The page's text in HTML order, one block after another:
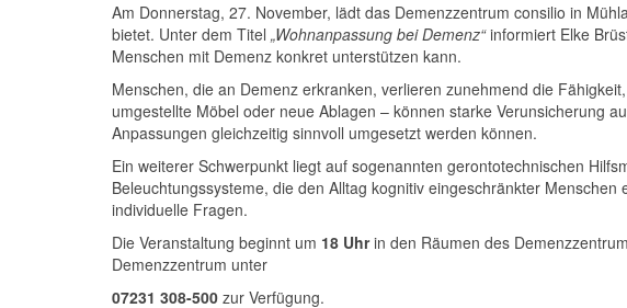
Am Donnerstag, 27. November, lädt das Demenzzentrum consilio in
bietet. Unter dem Titel „Wohnanpassung bei Demenz“informiert Elke
Menschen mit Demenz konkret unterstützen kann.
Menschen, die an Demenz erkranken, verlieren zunehmend die
umgestellte Möbel oder neue Ablagen – können starke Verunsicherung
Anpassungen gleichzeitig sinnvoll umgesetzt werden können.
Ein weiterer Schwerpunkt liegt auf sogenannten gerontotechnischen
Beleuchtungssysteme, die den Alltag kognitiv eingeschränkter
individuelle Fragen.
Die Veranstaltung beginnt um 18 Uhrin den Räumen des
Demenzzentrum unter
07231 308-500 zur Verfügung.